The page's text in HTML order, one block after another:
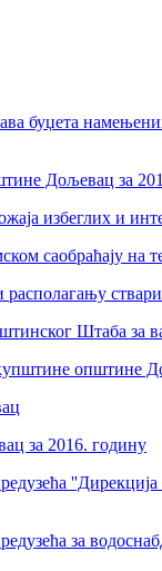
буџета
Дољевац за
избеглих и
саобраћају на
Штаба за
општине
за 2016. годину
за